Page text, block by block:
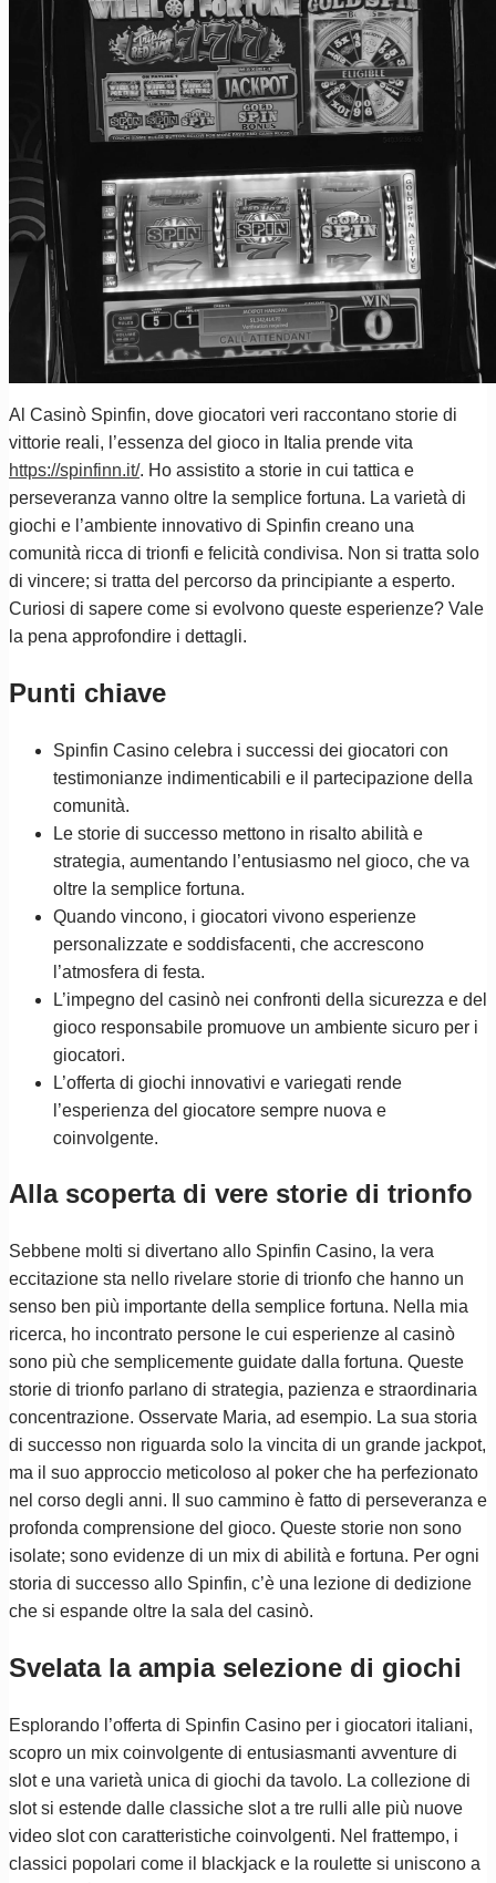
Al Casinò Spinfin, dove giocatori veri raccontano storie di
vittorie reali, l’essenza del gioco in Italia prende vita
https://spinfinn.it/. Ho assistito a storie in cui tattica e
perseveranza vanno oltre la semplice fortuna. La varietà di
giochi e l’ambiente innovativo di Spinfin creano una
comunità ricca di trionfi e felicità condivisa. Non si tratta solo
di vincere; si tratta del percorso da principiante a esperto.
Curiosi di sapere come si evolvono queste esperienze? Vale
la pena approfondire i dettagli.
Punti chiave
Spinfin Casino celebra i successi dei giocatori con
testimonianze indimenticabili e il partecipazione della
comunità.
Le storie di successo mettono in risalto abilità e
strategia, aumentando l’entusiasmo nel gioco, che va
oltre la semplice fortuna.
Quando vincono, i giocatori vivono esperienze
personalizzate e soddisfacenti, che accrescono
l’atmosfera di festa.
L’impegno del casinò nei confronti della sicurezza e del
gioco responsabile promuove un ambiente sicuro per i
giocatori.
L’offerta di giochi innovativi e variegati rende
l’esperienza del giocatore sempre nuova e
coinvolgente.
Alla scoperta di vere storie di trionfo
Sebbene molti si divertano allo Spinfin Casino, la vera
eccitazione sta nello rivelare storie di trionfo che hanno un
senso ben più importante della semplice fortuna. Nella mia
ricerca, ho incontrato persone le cui esperienze al casinò
sono più che semplicemente guidate dalla fortuna. Queste
storie di trionfo parlano di strategia, pazienza e straordinaria
concentrazione. Osservate Maria, ad esempio. La sua storia
di successo non riguarda solo la vincita di un grande jackpot,
ma il suo approccio meticoloso al poker che ha perfezionato
nel corso degli anni. Il suo cammino è fatto di perseveranza e
profonda comprensione del gioco. Queste storie non sono
isolate; sono evidenze di un mix di abilità e fortuna. Per ogni
storia di successo allo Spinfin, c’è una lezione di dedizione
che si espande oltre la sala del casinò.
Svelata la ampia selezione di giochi
Esplorando l’offerta di Spinfin Casino per i giocatori italiani,
scopro un mix coinvolgente di entusiasmanti avventure di
slot e una varietà unica di giochi da tavolo. La collezione di
slot si estende dalle classiche slot a tre rulli alle più nuove
video slot con caratteristiche coinvolgenti. Nel frattempo, i
classici popolari come il blackjack e la roulette si uniscono a